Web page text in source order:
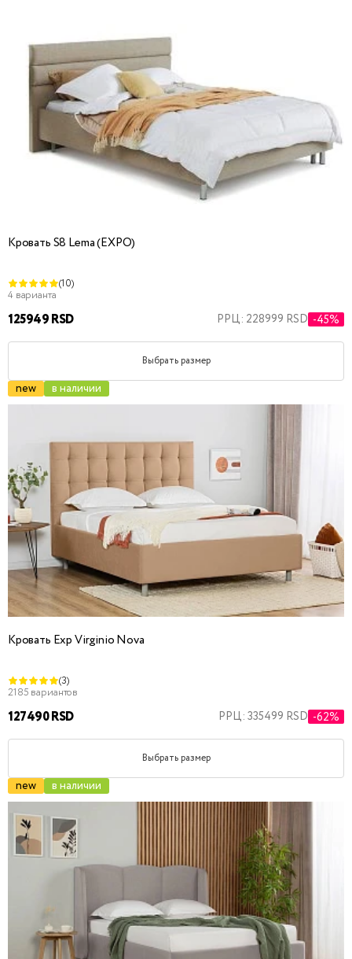
Кровать S8 Lema (EXPO)
(10)
4 варианта
125949 RSD РРЦ: 228999 RSD -45%
Выбрать размер
new в наличии
Кровать Exp Virginio Nova
(3)
2185 вариантов
127490 RSD РРЦ: 335499 RSD -62%
Выбрать размер
new в наличии